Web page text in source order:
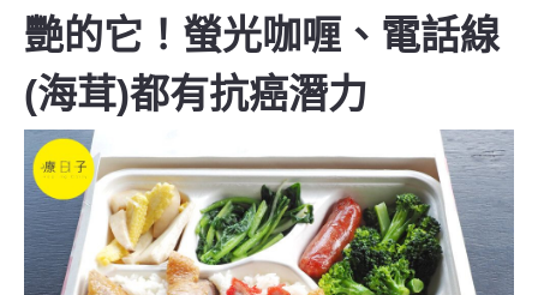
艷的它！螢光咖喱、電話線
(海茸)都有抗癌潛力